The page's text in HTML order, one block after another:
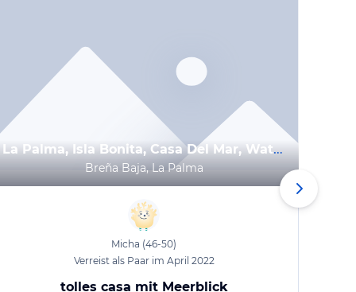
La Palma, Isla Bonita, Casa Del Mar, Waterfront house, very unique sea view
Breña Baja, La Palma
Micha (46-50)
Verreist als Paar im April 2022
tolles casa mit Meerblick